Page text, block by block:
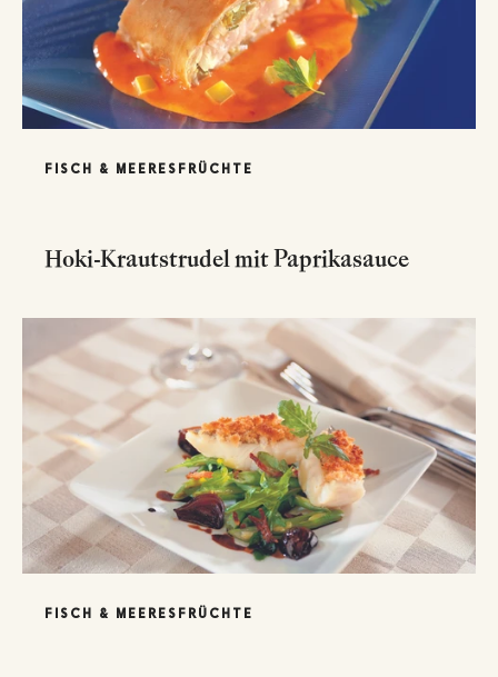
FISCH & MEERESFRÜCHTE
Hoki-Krautstrudel mit Paprikasauce
FISCH & MEERESFRÜCHTE